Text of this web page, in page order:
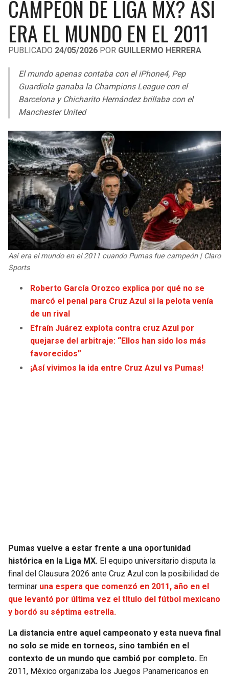
LIGA DE EXPANSIÓN MX
LEAGUES CUP
UEFA EUROPA LEAGUE
UEFA CONFERENCE LEAGUE
MLS
COPA LIBERTADORES
COPA SUDAMERICANA
OTRAS LIGAS
RAIDERS
CHARGERS
RAVENS
BROWNS
STEELERS
TEXANS
COLTS
JAGUARS
TITANS
COWBOYS
GIANTS
EAGLES
COMMANDERS
PACKERS
VIKINGS
FALCONS
PANTHERS
SAINTS
CAVALIERS
PISTONS
PACERS
HAWKS
HORNETS
HEAT
MAGIC
WIZARDS
WARRIORS
CLIPPERS
LAKERS
SUNS
KINGS
TIMBERWOLVES
THUNDER
TRAIL BLAZERS
JAZZ
CAMPEÓN DE LIGA MX? ASÍ
ERA EL MUNDO EN EL 2011
PUBLICADO 24/05/2026 POR GUILLERMO HERRERA
El mundo apenas contaba con el iPhone4, Pep
Guardiola ganaba la Champions League con el
Barcelona y Chicharito Hernández brillaba con el
Manchester United
Así era el mundo en el 2011 cuando Pumas fue campeón | Claro
Sports
Roberto García Orozco explica por qué no se
marcó el penal para Cruz Azul si la pelota venía
de un rival
Efraín Juárez explota contra cruz Azul por
quejarse del arbitraje: “Ellos han sido los más
favorecidos”
¡Así vivimos la ida entre Cruz Azul vs Pumas!
Pumas vuelve a estar frente a una oportunidad
histórica en la Liga MX. El equipo universitario disputa la
final del Clausura 2026 ante Cruz Azul con la posibilidad de
terminar una espera que comenzó en 2011, año en el
que levantó por última vez el título del fútbol mexicano
y bordó su séptima estrella.
La distancia entre aquel campeonato y esta nueva final
no solo se mide en torneos, sino también en el
contexto de un mundo que cambió por completo. En
2011, México organizaba los Juegos Panamericanos en